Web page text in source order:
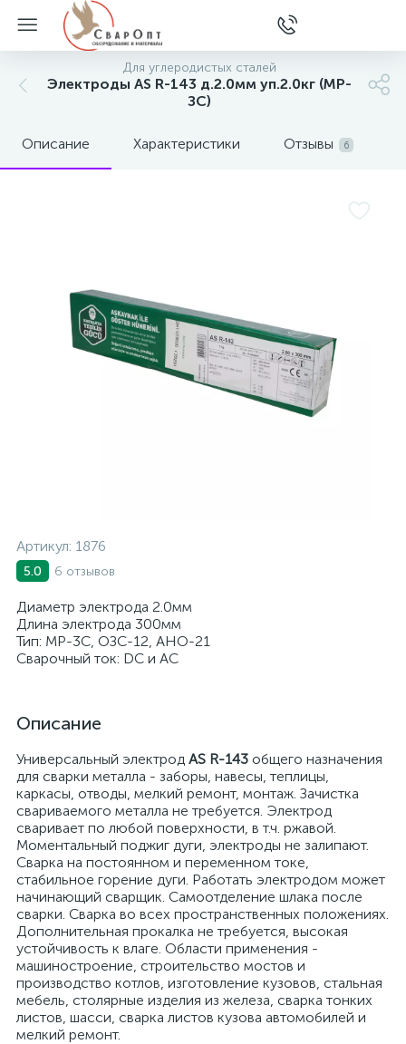
Для углеродистых сталей
Электроды AS R-143 д.2.0мм уп.2.0кг (МР-
ЗС)
Описание Характеристики Отзывы 6
Артикул: 1876
5.0 6 отзывов
Диаметр электрода 2.0мм
Длина электрода 300мм
Тип: МР-3С, ОЗС-12, АНО-21
Сварочный ток: DC и AC
Описание
Универсальный электрод AS R-143 общего назначения
для сварки металла - заборы, навесы, теплицы,
каркасы, отводы, мелкий ремонт, монтаж. Зачистка
свариваемого металла не требуется. Электрод
сваривает по любой поверхности, в т.ч. ржавой.
Моментальный поджиг дуги, электроды не залипают.
Сварка на постоянном и переменном токе,
стабильное горение дуги. Работать электродом может
начинающий сварщик. Самоотделение шлака после
сварки. Сварка во всех пространственных положениях.
Дополнительная прокалка не требуется, высокая
устойчивость к влаге. Области применения -
машиностроение, строительство мостов и
производство котлов, изготовление кузовов, стальная
мебель, столярные изделия из железа, сварка тонких
листов, шасси, сварка листов кузова автомобилей и
мелкий ремонт.